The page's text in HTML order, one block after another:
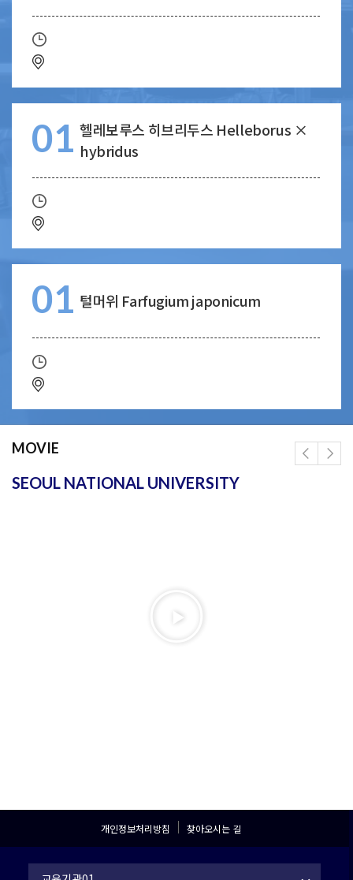
01 헬레보루스 히브리두스 Helleborus ×
hybridus
01 털머위 Farfugium japonicum
MOVIE
SEOUL NATIONAL UNIVERSITY
개인정보처리방침 찾아오시는 길